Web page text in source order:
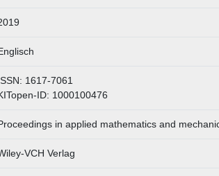
1617-7061
ID: 1000100476
in applied mathematics and
VCH Verlag